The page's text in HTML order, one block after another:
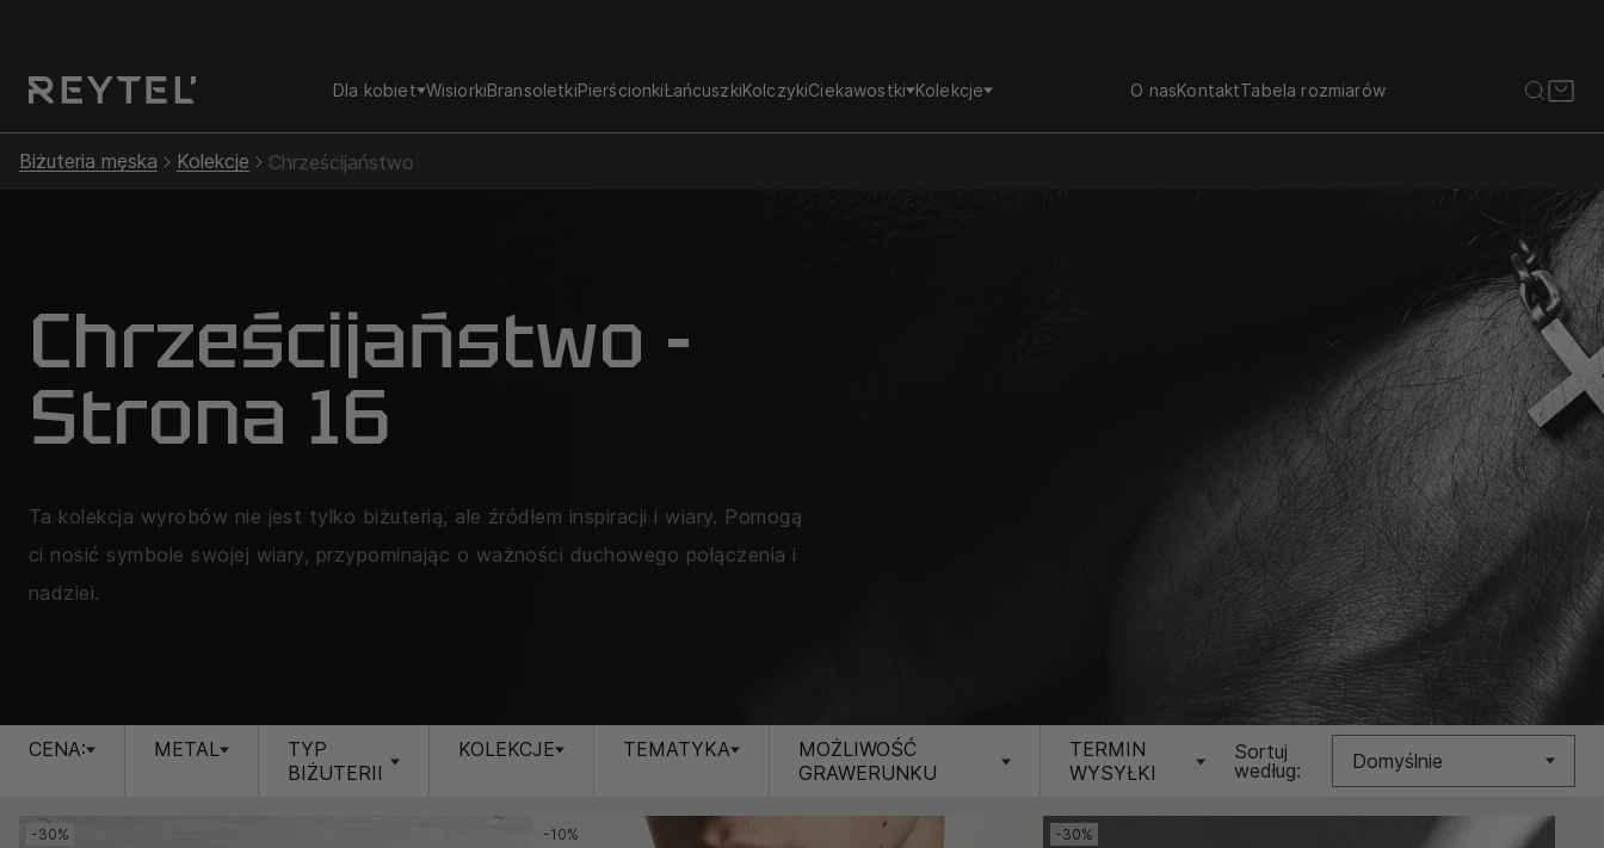
Dla kobiet WisiorkiBransoletkiPierścionkiŁańcuszkiKolczykiCiekawostki Kolekcje O nasKontaktTabela rozmiarów
Biżuteria męska Kolekcje Chrześcijaństwo
Chrześcijaństwo -
Strona 16
Ta kolekcja wyrobów nie jest tylko biżuterią, ale źródłem inspiracji i wiary. Pomogą
ci nosić symbole swojej wiary, przypominając o ważności duchowego połączenia i
nadziei.
CENA: METAL
TYP
BIŻUTERII
KOLEKCJE TEMATYKA
MOŻLIWOŚĆ
GRAWERUNKU
TERMIN
WYSYŁKI
Sortuj
według:
Domyślnie
Nowość
-30% -10% -30%